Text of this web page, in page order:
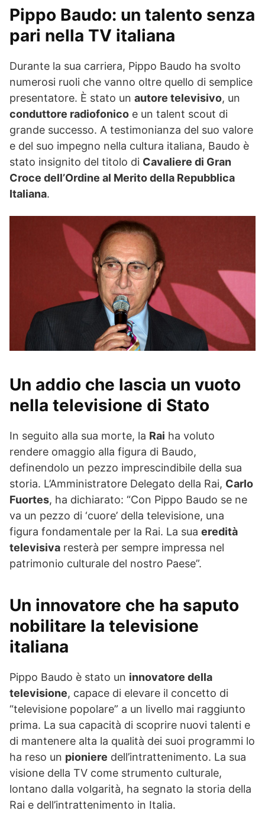
Pippo Baudo: un talento senza
pari nella TV italiana
Durante la sua carriera, Pippo Baudo ha svolto
numerosi ruoli che vanno oltre quello di semplice
presentatore. È stato un autore televisivo, un
conduttore radiofonico e un talent scout di
grande successo. A testimonianza del suo valore
e del suo impegno nella cultura italiana, Baudo è
stato insignito del titolo di Cavaliere di Gran
Croce dell’Ordine al Merito della Repubblica
Italiana.
Un addio che lascia un vuoto
nella televisione di Stato
In seguito alla sua morte, la Rai ha voluto
rendere omaggio alla figura di Baudo,
definendolo un pezzo imprescindibile della sua
storia. L’Amministratore Delegato della Rai, Carlo
Fuortes, ha dichiarato: “Con Pippo Baudo se ne
va un pezzo di ‘cuore’ della televisione, una
figura fondamentale per la Rai. La sua eredità
televisiva resterà per sempre impressa nel
patrimonio culturale del nostro Paese”.
Un innovatore che ha saputo
nobilitare la televisione
italiana
Pippo Baudo è stato un innovatore della
televisione, capace di elevare il concetto di
“televisione popolare” a un livello mai raggiunto
prima. La sua capacità di scoprire nuovi talenti e
di mantenere alta la qualità dei suoi programmi lo
ha reso un pioniere dell’intrattenimento. La sua
visione della TV come strumento culturale,
lontano dalla volgarità, ha segnato la storia della
Rai e dell’intrattenimento in Italia.